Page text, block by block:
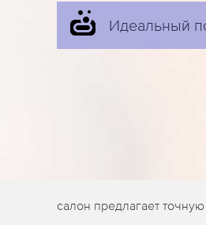
Идеальный
салон предлагает